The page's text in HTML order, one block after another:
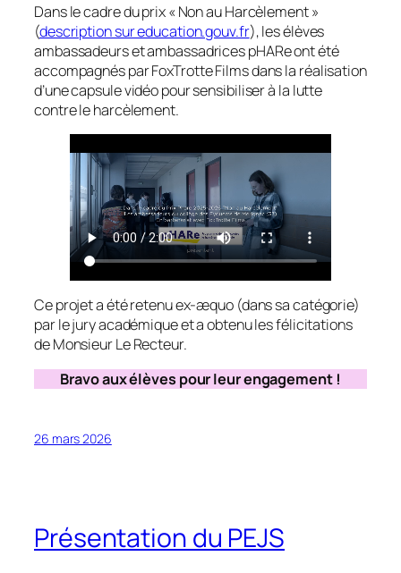
Dans le cadre du prix « Non au Harcèlement »
(description sur education.gouv.fr), les élèves
ambassadeurs et ambassadrices pHARe ont été
accompagnés par FoxTrotte Films dans la réalisation
d’une capsule vidéo pour sensibiliser à la lutte
contre le harcèlement.
Ce projet a été retenu ex-æquo (dans sa catégorie)
par le jury académique et a obtenu les félicitations
de Monsieur Le Recteur.
Bravo aux élèves pour leur engagement !
26 mars 2026
Présentation du PEJS